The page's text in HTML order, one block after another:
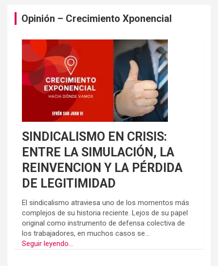
Opinión – Crecimiento Xponencial
SINDICALISMO EN CRISIS:
ENTRE LA SIMULACIÓN, LA
REINVENCION Y LA PÉRDIDA
DE LEGITIMIDAD
El sindicalismo atraviesa uno de los momentos más
complejos de su historia reciente. Lejos de su papel
original como instrumento de defensa colectiva de
los trabajadores, en muchos casos se...
Seguir leyendo...